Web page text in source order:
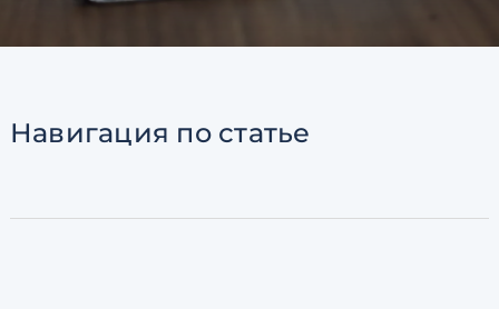
Навигация по статье